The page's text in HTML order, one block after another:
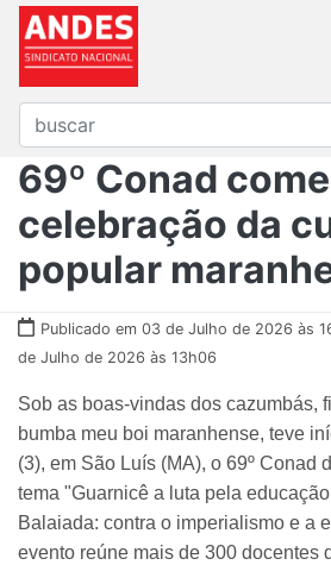
69º Conad
celebração da
popular
Publicado em 03 de Julho de 2026 às
de Julho de 2026 às 13h06
Sob as boas-vindas dos cazumbás,
bumba meu boi maranhense, teve
(3), em São Luís (MA), o 69º Conad
tema "Guarnicê a luta pela
Balaiada: contra o imperialismo e a
evento reúne mais de 300 docentes